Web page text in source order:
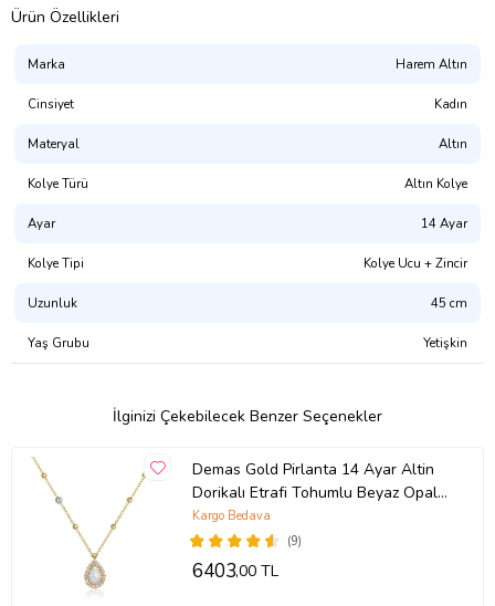
Ürün Özellikleri
Marka Harem Altın
Cinsiyet Kadın
Materyal Altın
Kolye Türü Altın Kolye
Ayar 14 Ayar
Kolye Tipi Kolye Ucu + Zincir
Uzunluk 45 cm
Yaş Grubu Yetişkin
İlginizi Çekebilecek Benzer Seçenekler
Demas Gold Pirlanta 14 Ayar Altin
Dorikalı Etrafi Tohumlu Beyaz Opal
Taşlı Kolye
(9)
Kargo Bedava
6403,00 TL